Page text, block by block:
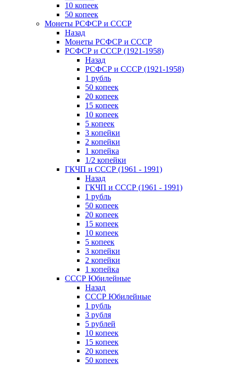
10 копеек
50 копеек
Монеты РСФСР и СССР
Назад
Монеты РСФСР и СССР
РСФСР и СССР (1921-1958)
Назад
РСФСР и СССР (1921-1958)
1 рубль
50 копеек
20 копеек
15 копеек
10 копеек
5 копеек
3 копейки
2 копейки
1 копейка
1/2 копейки
ГКЧП и СССР (1961 - 1991)
Назад
ГКЧП и СССР (1961 - 1991)
1 рубль
50 копеек
20 копеек
15 копеек
10 копеек
5 копеек
3 копейки
2 копейки
1 копейка
СССР Юбилейные
Назад
СССР Юбилейные
1 рубль
3 рубля
5 рублей
10 копеек
15 копеек
20 копеек
50 копеек